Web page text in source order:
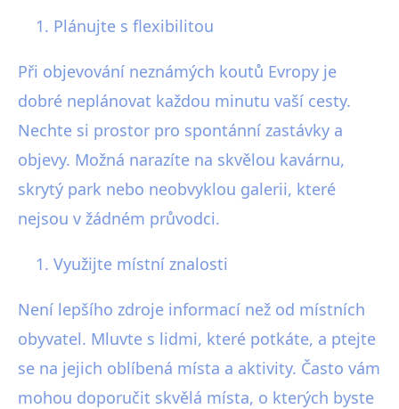
Plánujte s flexibilitou
Při objevování neznámých koutů Evropy je
dobré neplánovat každou minutu vaší cesty.
Nechte si prostor pro spontánní zastávky a
objevy. Možná narazíte na skvělou kavárnu,
skrytý park nebo neobvyklou galerii, které
nejsou v žádném průvodci.
Využijte místní znalosti
Není lepšího zdroje informací než od místních
obyvatel. Mluvte s lidmi, které potkáte, a ptejte
se na jejich oblíbená místa a aktivity. Často vám
mohou doporučit skvělá místa, o kterých byste